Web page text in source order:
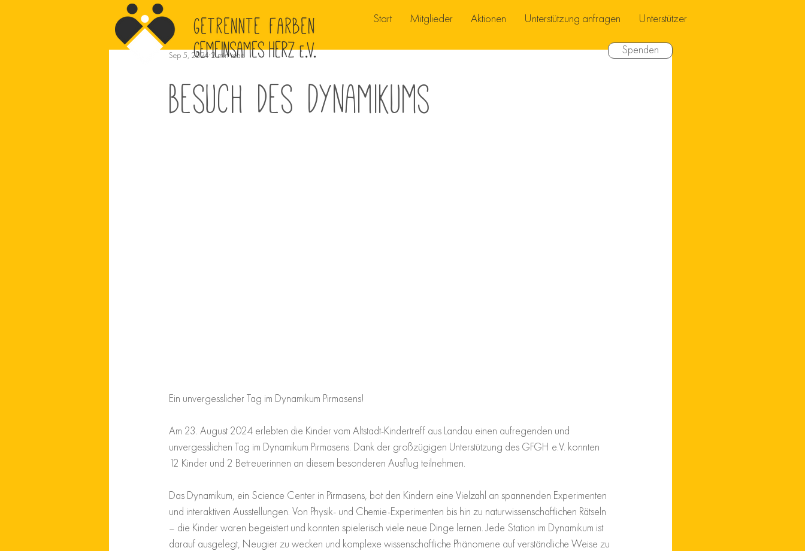
Start Mitglieder Aktionen Unterstützung anfragen Unterstützer
Spenden
Besuch des Dynamikums
Sep 5, 2024 2 min read
Ein unvergesslicher Tag im Dynamikum Pirmasens!
Am 23. August 2024 erlebten die Kinder vom Altstadt-Kindertreff aus Landau einen aufregenden und
unvergesslichen Tag im Dynamikum Pirmasens. Dank der großzügigen Unterstützung des GFGH e.V. konnten
12 Kinder und 2 Betreuerinnen an diesem besonderen Ausflug teilnehmen.
Das Dynamikum, ein Science Center in Pirmasens, bot den Kindern eine Vielzahl an spannenden Experimenten
und interaktiven Ausstellungen. Von Physik- und Chemie-Experimenten bis hin zu naturwissenschaftlichen Rätseln
– die Kinder waren begeistert und konnten spielerisch viele neue Dinge lernen. Jede Station im Dynamikum ist
darauf ausgelegt, Neugier zu wecken und komplexe wissenschaftliche Phänomene auf verständliche Weise zu